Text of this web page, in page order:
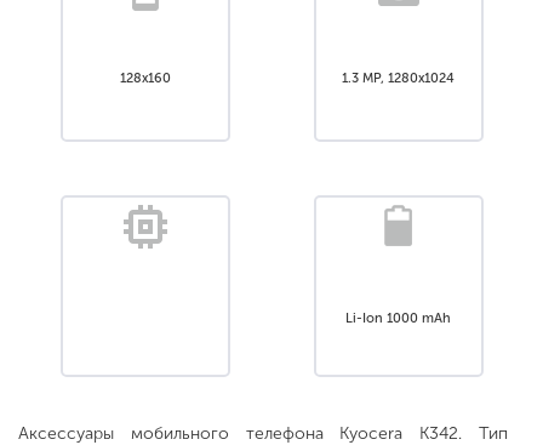
128x160 1.3 MP, 1280x1024
Li-Ion 1000 mAh
Аксессуары мобильного телефона Kyocera K342. Тип